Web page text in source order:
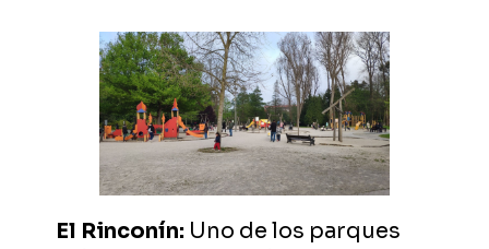
El Rinconín: Uno de los parques